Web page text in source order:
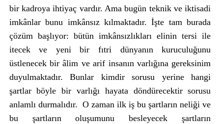
bir kadroya ihtiyaç vardır. Ama bugün teknik ve iktisadi
imkânlar bunu imkânsız kılmaktadır. İşte tam burada
çözüm başlıyor: bütün imkânsızlıkları elinin tersi ile
itecek ve yeni bir fıtri dünyanın kuruculuğunu
üstlenecek bir âlim ve arif insanın varlığına gereksinim
duyulmaktadır. Bunlar kimdir sorusu yerine hangi
şartlar böyle bir varlığı hayata döndürecektir sorusu
anlamlı durmalıdır. O zaman ilk iş bu şartların neliği ve
bu şartların oluşumunu besleyecek şartların